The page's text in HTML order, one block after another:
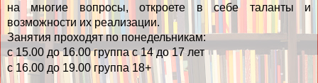
на многие вопросы, откроете в себе таланты и
возможности их реализации.
Занятия проходят по понедельникам:
с 15.00 до 16.00 группа с 14 до 17 лет
с 16.00 до 19.00 группа 18+